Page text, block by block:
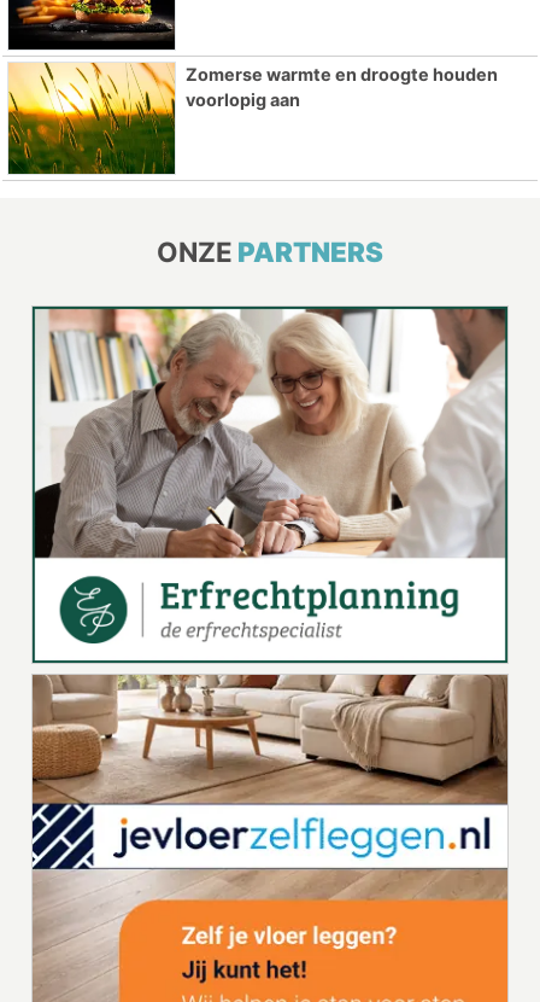
Zomerse warmte en droogte houden
voorlopig aan
ONZE PARTNERS